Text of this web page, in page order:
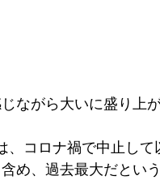
ながら大いに盛り上
、コロナ禍で中止し
め、過去最大だという